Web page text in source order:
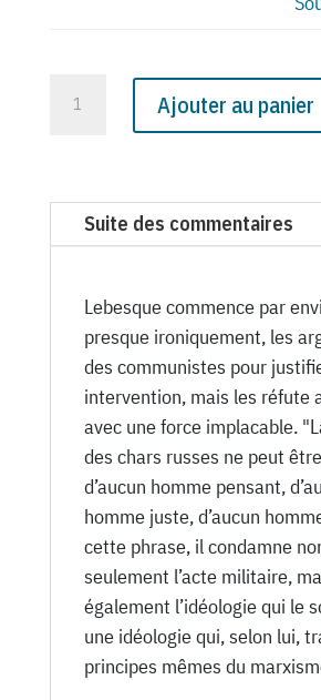
du
Canard
Novembre
1956
Ajouter au panier
Suite des commentaires
Lebesque commence par
presque ironiquement, les
des communistes pour
intervention, mais les réfute
avec une force implacable.
des chars russes ne peut
d’aucun homme pensant,
homme juste, d’aucun
cette phrase, il condamne
seulement l’acte militaire,
également l’idéologie qui le
une idéologie qui, selon lui,
principes mêmes du